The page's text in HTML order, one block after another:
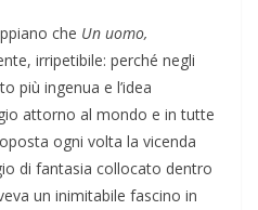
che Un uomo,
irripetibile: perché negli
più ingenua e l’idea
attorno al mondo e in tutte
ogni volta la vicenda
di fantasia collocato dentro
un inimitabile fascino in